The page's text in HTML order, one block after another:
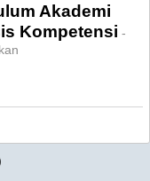
Akademi
Kompetensi -